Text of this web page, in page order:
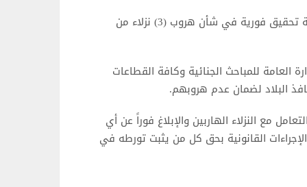
أمر النائب الأول لرئيس مجلس الوزراء وزير الداخلية بتشكيل لجنة تحقيق فورية في شأن هروب (3) نزلاء من
العامة للمباحث الجنائية وكافة القطاعات
البلاد لضمان عدم هروبهم.
مع النزلاء الهاربين والإبلاغ فوراً عن أي
الطوارئ (112)، مؤكدة اتخاذ الإجراءات القانونية بحق كل من يثبت تورطه في